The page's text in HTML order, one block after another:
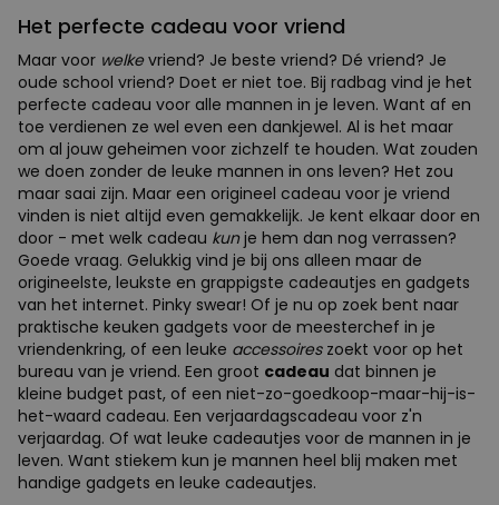
Het perfecte cadeau voor vriend
Maar voor welkevriend? Je beste vriend? Dé vriend? Je
oude school vriend? Doet er niet toe. Bij radbag vind je het
perfecte cadeau voor alle mannen in je leven. Want af en
toe verdienen ze wel even een dankjewel. Al is het maar
om al jouw geheimen voor zichzelf te houden. Wat zouden
we doen zonder de leuke mannen in ons leven? Het zou
maar saai zijn. Maar een origineel cadeau voor je vriend
vinden is niet altijd even gemakkelijk. Je kent elkaar door en
door - met welk cadeau kunje hem dan nog verrassen?
Goede vraag. Gelukkig vind je bij ons alleen maar de
origineelste, leukste en grappigste cadeautjes en gadgets
van het internet. Pinky swear! Of je nu op zoek bent naar
praktische keuken gadgets voor de meesterchef in je
vriendenkring, of een leuke accessoireszoekt voor op het
bureau van je vriend. Een groot cadeau dat binnen je
kleine budget past, of een niet-zo-goedkoop-maar-hij-is-
het-waard cadeau. Een verjaardagscadeau voor z'n
verjaardag. Of wat leuke cadeautjes voor de mannen in je
leven. Want stiekem kun je mannen heel blij maken met
handige gadgets en leuke cadeautjes.